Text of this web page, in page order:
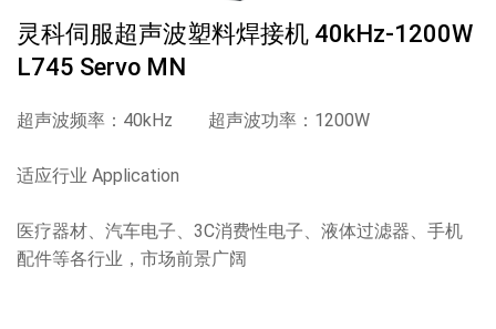
灵科伺服超声波塑料焊接机 40kHz-1200W
L745 Servo MN
超声波频率：40kHz 超声波功率：1200W
适应行业 Application
医疗器材、汽车电子、3C消费性电子、液体过滤器、手机
配件等各行业，市场前景广阔